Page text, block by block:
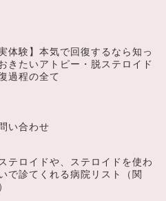
実体験】本気で回復するなら知っ
きたいアトピー・脱ステロイド
過程の全て
い合わせ
テロイドや、ステロイドを使わ
で診てくれる病院リスト（関